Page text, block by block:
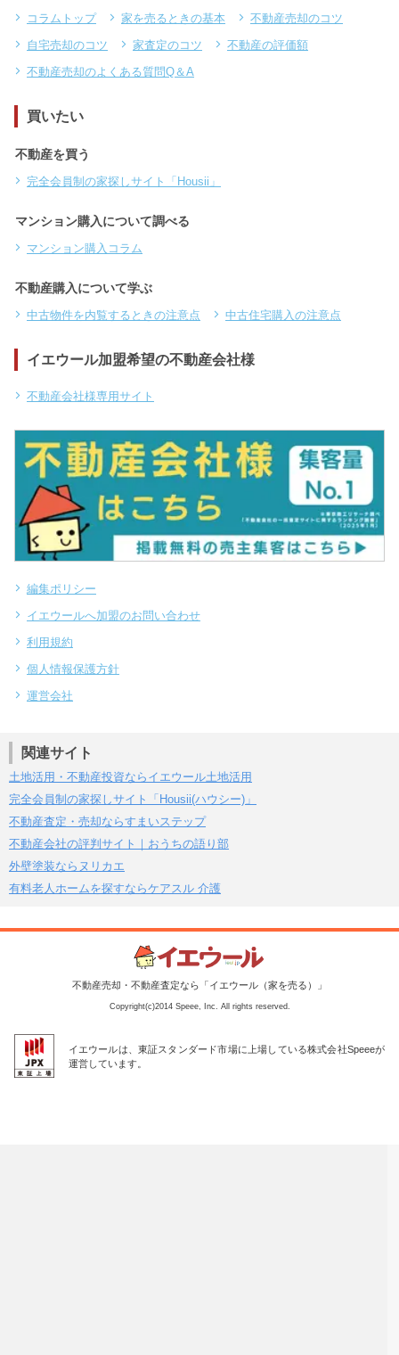
コラムトップ 家を売るときの基本
不動産売却のコツ
自宅売却のコツ
家査定のコツ
不動産の評価額
不動産売却のよくある質問Q＆A
買いたい
不動産を買う
完全会員制の家探しサイト「Housii」
マンション購入について調べる
マンション購入コラム
不動産購入について学ぶ
中古物件を内覧するときの注意点 中古住宅購入の注意点
イエウール加盟希望の不動産会社様
不動産会社様専用サイト
編集ポリシー
イエウールへ加盟のお問い合わせ
利用規約
個人情報保護方針
運営会社
関連サイト
土地活用・不動産投資ならイエウール土地活用
完全会員制の家探しサイト「Housii(ハウシー)」
不動産査定・売却ならすまいステップ
不動産会社の評判サイト｜おうちの語り部
外壁塗装ならヌリカエ
有料老人ホームを探すならケアスル 介護
不動産売却・不動産査定なら「イエウール（家を売る）」
Copyright(c)2014 Speee, Inc. All rights reserved.
イエウールは、東証スタンダード市場に上場している株式会社Speeeが
運営しています。